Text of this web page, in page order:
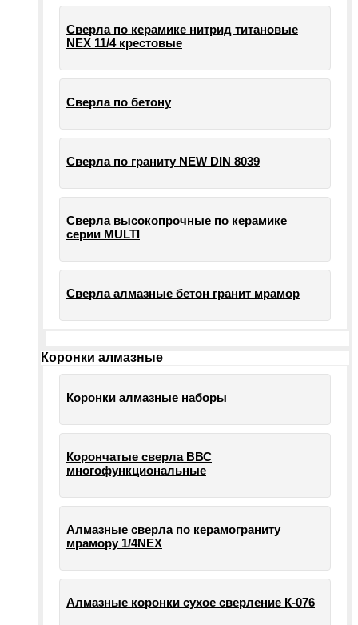
Сверла по керамике нитрид титановые
NEX 11/4 крестовые
Сверла по бетону
Сверла по граниту NEW DIN 8039
Сверла высокопрочные по керамике
серии MULTI
Сверла алмазные бетон гранит мрамор
Коронки алмазные
Коронки алмазные наборы
Корончатые сверла ВВС
многофункциональные
Алмазные сверла по керамограниту
мрамору 1/4NEX
Алмазные коронки сухое сверление К-076